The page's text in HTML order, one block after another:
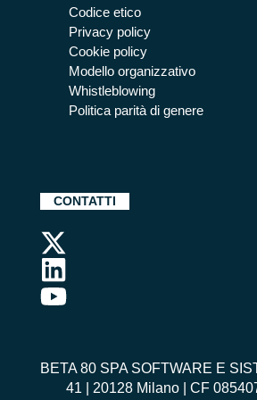
Codice etico
Privacy policy
Cookie policy
Modello organizzativo
Whistleblowing
Politica parità di genere
CONTATTI
BETA 80 SPA SOFTWARE E
41 | 20128 Milano | CF